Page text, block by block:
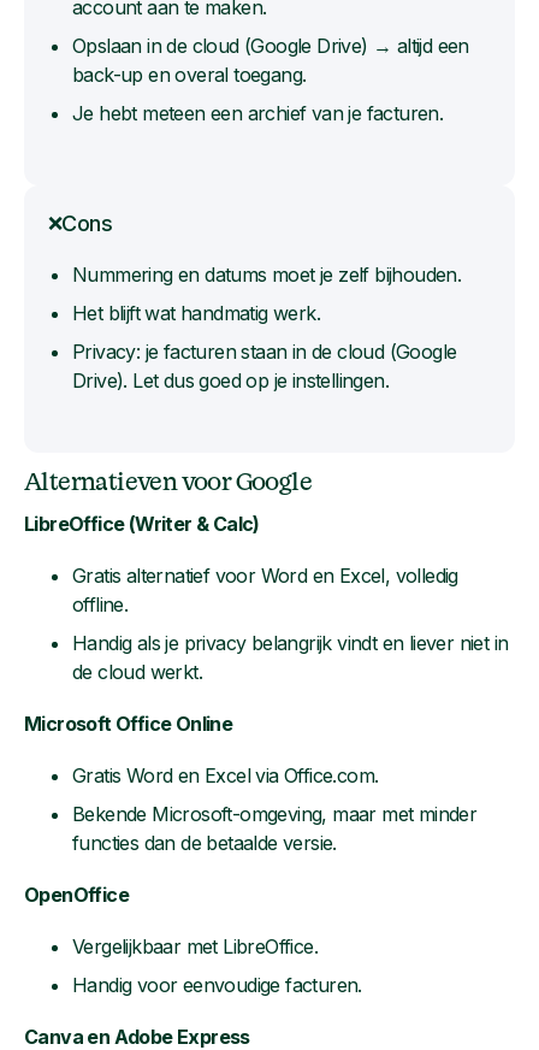
account aan te maken.
Opslaan in de cloud (Google Drive) → altijd een
back-up en overal toegang.
Je hebt meteen een archief van je facturen.
❌Cons
Nummering en datums moet je zelf bijhouden.
Het blijft wat handmatig werk.
Privacy: je facturen staan in de cloud (Google
Drive). Let dus goed op je instellingen.
Alternatieven voor Google
LibreOffice (Writer & Calc)
Gratis alternatief voor Word en Excel, volledig
offline.
Handig als je privacy belangrijk vindt en liever niet in
de cloud werkt.
Microsoft Office Online
Gratis Word en Excel via Office.com.
Bekende Microsoft-omgeving, maar met minder
functies dan de betaalde versie.
OpenOffice
Vergelijkbaar met LibreOffice.
Handig voor eenvoudige facturen.
Canva en Adobe Express